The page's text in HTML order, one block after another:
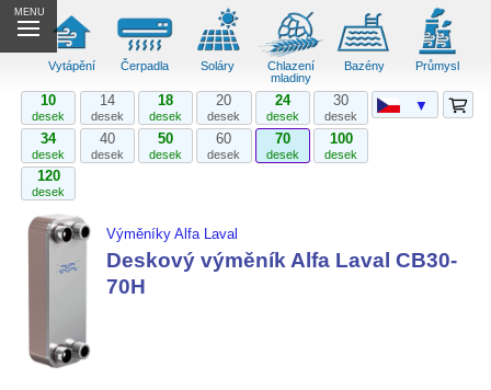
MENU
Vytápění Čerpadla Soláry
Chlazení
mladiny
Bazény Průmysl
10
desek
14
desek
18
desek
20
desek
24
desek
30
desek
34
desek
40
desek
50
desek
60
desek
70
desek
100
desek
120
desek
Výměníky Alfa Laval
Deskový výměník Alfa Laval CB30-
70H
▼